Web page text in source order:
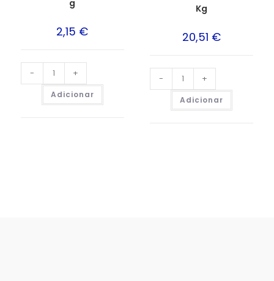
g
2,15 €
- +
Adicionar
Kg
20,51 €
- +
Adicionar